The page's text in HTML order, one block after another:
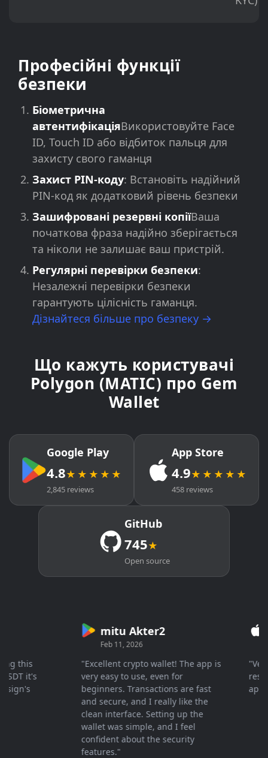
Професійні функції
безпеки
Біометрична
автентифікаціяВикористовуйте Face
ID, Touch ID або відбиток пальця для
захисту свого гаманця
Захист PIN-коду: Встановіть надійний
PIN-код як додатковий рівень безпеки
Зашифровані резервні копіїВаша
початкова фраза надійно зберігається
та ніколи не залишає ваш пристрій.
Регулярні перевірки безпеки:
Незалежні перевірки безпеки
гарантують цілісність гаманця.
Дізнайтеся більше про безпеку →
Що кажуть користувачі
Polygon (MATIC) про Gem
Wallet
Google Play
4.8★★★★★
2,845 reviews
App Store
4.9★★★★★
458 reviews
GitHub
745★
Open source
it's
mitu Akter2
Feb 11, 2026
"Excellent crypto wallet! The app is
very easy to use, even for
beginners. Transactions are fast
and secure, and I really like the
clean interface. Setting up the
wallet was simple, and I feel
confident about the security
features."
"Very